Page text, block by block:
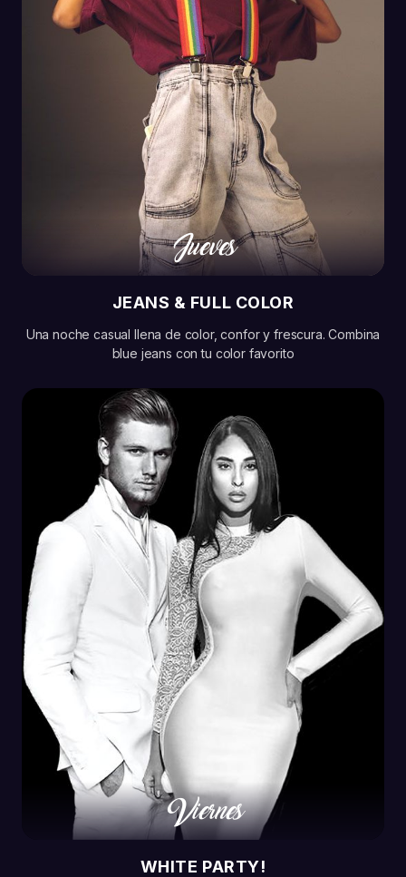
Jueves
JEANS & FULL COLOR
Una noche casual llena de color, confor y frescura. Combina
blue jeans con tu color favorito
Viernes
WHITE PARTY!